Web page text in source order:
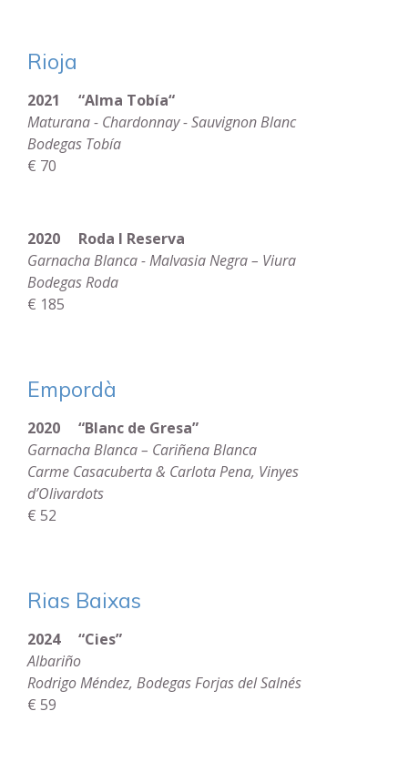
Rioja
2021 “Alma Tobía“
Maturana - Chardonnay - Sauvignon Blanc
Bodegas Tobía
€ 70
2020 Roda I Reserva
Garnacha Blanca - Malvasia Negra – Viura
Bodegas Roda
€ 185
Empordà
2020 “Blanc de Gresa”
Garnacha Blanca – Cariñena Blanca
Carme Casacuberta& Carlota Pena, Vinyes
d’Olivardots
€ 52
Rias Baixas
2024 “Cies”
Albariño
Rodrigo Méndez, Bodegas Forjas del Salnés
€ 59